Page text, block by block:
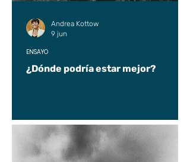
¿Dónde podría estar mejor?
ENSAYO
Andrea Kottow
9 jun